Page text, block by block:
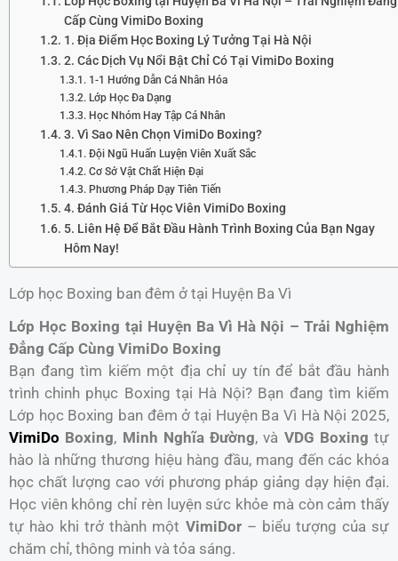
Cấp Cùng VimiDo Boxing
1. Địa Điểm Học Boxing Lý Tưởng Tại Hà Nội
2. Các Dịch Vụ Nổi Bật Chỉ Có Tại VimiDo Boxing
1-1 Hướng Dẫn Cá Nhân Hóa
Lớp Học Đa Dạng
Học Nhóm Hay Tập Cá Nhân
3. Vì Sao Nên Chọn VimiDo Boxing?
Đội Ngũ Huấn Luyện Viên Xuất Sắc
Cơ Sở Vật Chất Hiện Đại
Phương Pháp Dạy Tiên Tiến
4. Đánh Giá Từ Học Viên VimiDo Boxing
5. Liên Hệ Để Bắt Đầu Hành Trình Boxing Của Bạn Ngay
Hôm Nay!
Lớp học Boxing ban đêm ở tại Huyện Ba Vì
Lớp Học Boxing tại Huyện Ba Vì Hà Nội – Trải Nghiệm
Đẳng Cấp Cùng VimiDo Boxing
Bạn đang tìm kiếm một địa chỉ uy tín để bắt đầu hành
trình chinh phục Boxing tại Hà Nội? Bạn đang tìm kiếm
Lớp học Boxing ban đêm ở tại Huyện Ba Vì Hà Nội 2025,
VimiDo Boxing, Minh Nghĩa Đường, và VDG Boxing tự
hào là những thương hiệu hàng đầu, mang đến các khóa
học chất lượng cao với phương pháp giảng dạy hiện đại.
Học viên không chỉ rèn luyện sức khỏe mà còn cảm thấy
tự hào khi trở thành một VimiDor– biểu tượng của sự
chăm chỉ, thông minh và tỏa sáng.